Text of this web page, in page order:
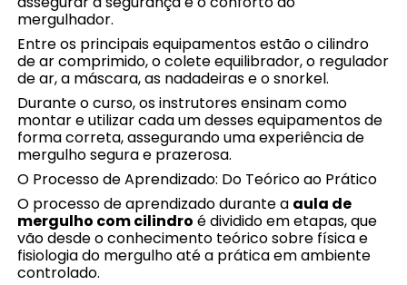
mergulhador.
Entre os principais equipamentos estão o cilindro
de ar comprimido, o colete equilibrador, o regulador
de ar, a máscara, as nadadeiras e o snorkel.
Durante o curso, os instrutores ensinam como
montar e utilizar cada um desses equipamentos de
forma correta, assegurando uma experiência de
mergulho segura e prazerosa.
O Processo de Aprendizado: Do Teórico ao Prático
O processo de aprendizado durante a aula de
mergulho com cilindro é dividido em etapas, que
vão desde o conhecimento teórico sobre física e
fisiologia do mergulho até a prática em ambiente
controlado.